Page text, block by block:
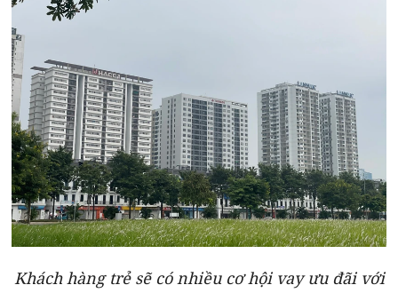
Khách hàng trẻ sẽ có nhiều cơ hội vay ưu đãi với